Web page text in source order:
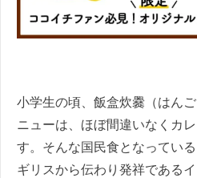
小学生の頃、飯盒炊爨（はん
ニューは、ほぼ間違いなくカ
す。そんな国民食となってい
ギリスから伝わり発祥である